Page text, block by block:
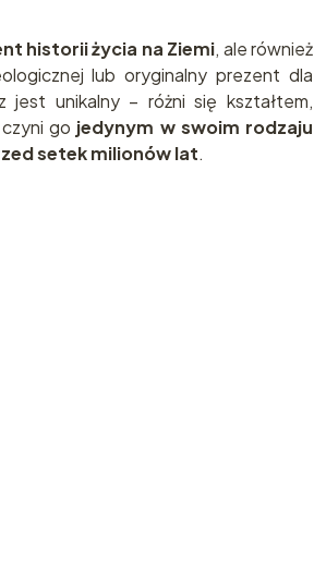
historii życia na Ziemi, ale również
lub oryginalny prezent dla
jest unikalny – różni się kształtem,
go jedynym w swoim rodzaju
setek milionów lat.